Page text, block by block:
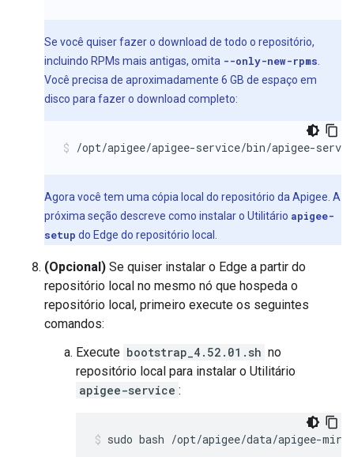
Se você quiser fazer o download de todo o repositório,
incluindo RPMs mais antigas, omita --only-new-rpms
Você precisa de aproximadamente 6 GB de espaço em
disco para fazer o download completo:
/opt/apigee/apigee-service/bin/apigee-
Agora você tem uma cópia local do repositório da Apigee. A
próxima seção descreve como instalar o Utilitário apigee-
setup do Edge do repositório local.
(Opcional) Se quiser instalar o Edge a partir do
repositório local no mesmo nó que hospeda o
repositório local, primeiro execute os seguintes
comandos:
Execute bootstrap_4.52.01.sh no
repositório local para instalar o Utilitário
apigee-service :
sudo bash /opt/apigee/data/apigee-